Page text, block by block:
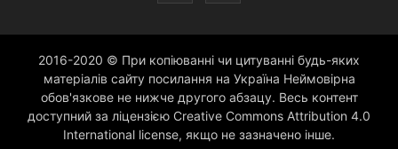
2016-2020 © При копіюванні чи цитуванні будь-яких
матеріалів сайту посилання на Україна Неймовірна
обов'язкове не нижче другого абзацу. Весь контент
доступний за ліцензією Creative Commons Attribution 4.0
International license, якщо не зазначено інше.